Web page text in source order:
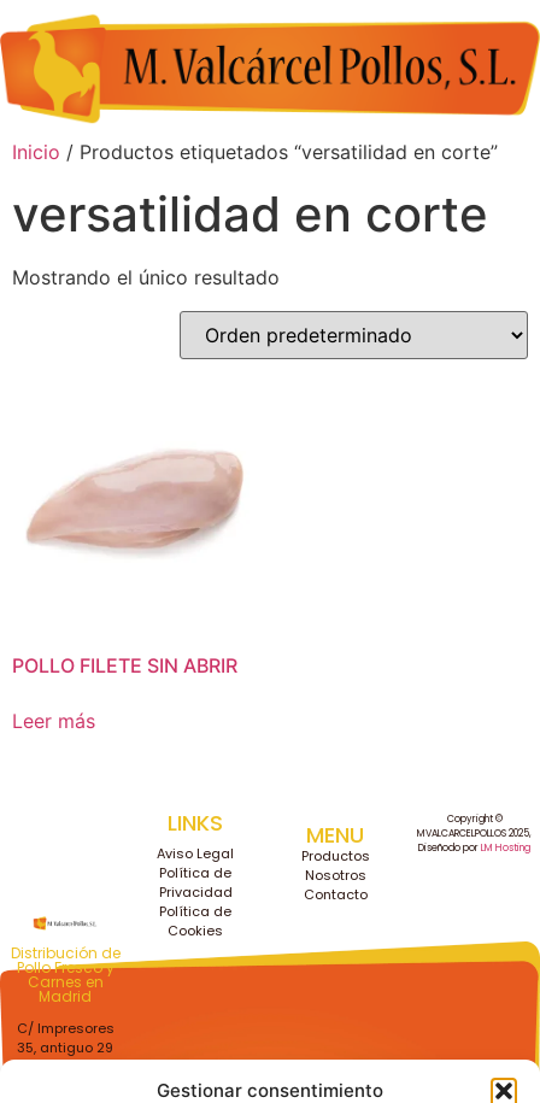
Gestionar consentimiento
Inicio / Productos etiquetados “versatilidad en corte”
versatilidad en corte
Mostrando el único resultado
POLLO FILETE SIN ABRIR
Leer más
Distribución de
Pollo Fresco y
Carnes en
Madrid
C/ Impresores
35, antiguo 29
LINKS
Aviso Legal
Política de
Privacidad
Política de
Cookies
MENU
Productos
Nosotros
Contacto
Copyright ©
MVALCARCELPOLLOS 2025,
Diseñodo porLM Hosting